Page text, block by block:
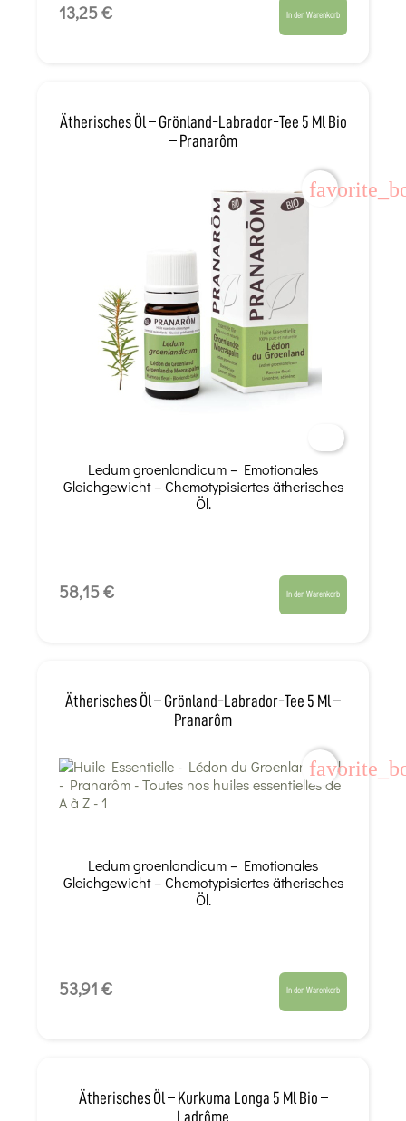
13,25 € In den Warenkorb
Ätherisches Öl – Grönland-Labrador-Tee 5 Ml Bio
– Pranarôm
Ledum groenlandicum – Emotionales
Gleichgewicht – Chemotypisiertes ätherisches
Öl.
58,15 € In den Warenkorb
Ätherisches Öl – Grönland-Labrador-Tee 5 Ml –
Pranarôm
Ledum groenlandicum – Emotionales
Gleichgewicht – Chemotypisiertes ätherisches
Öl.
53,91 € In den Warenkorb
Ätherisches Öl – Kurkuma Longa 5 Ml Bio –
Ladrôme